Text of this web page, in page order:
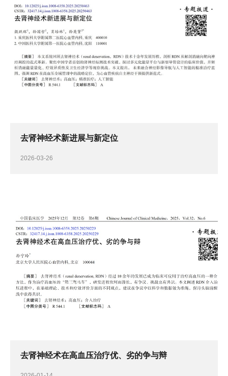
去肾神经术新进展与新定位
2026-03-26
去肾神经术在高血压治疗优、劣的争与辩